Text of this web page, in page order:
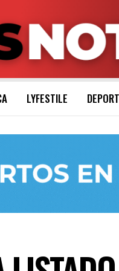
LYFESTILE